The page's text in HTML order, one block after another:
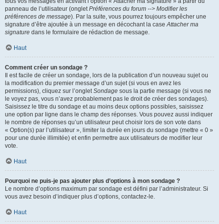
panneau de l’utilisateur (ongletPréférences du forum --> Modifier les
préférences de message). Par la suite, vous pourrez toujours empêcher une
signature d’être ajoutée à un message en décochant la caseAttacher ma
signature dans le formulaire de rédaction de message.
Haut
Comment créer un sondage ?
Il est facile de créer un sondage, lors de la publication d’un nouveau sujet ou
la modification du premier message d’un sujet (si vous en avez les
permissions), cliquez sur l’ongletSondage sous la partie message (si vous ne
le voyez pas, vous n’avez probablement pas le droit de créer des sondages).
Saisissez le titre du sondage et au moins deux options possibles, saisissez
une option par ligne dans le champ des réponses. Vous pouvez aussi indiquer
le nombre de réponses qu’un utilisateur peut choisir lors de son vote dans
« Option(s) par l’utilisateur », limiter la durée en jours du sondage (mettre « 0 »
pour une durée illimitée) et enfin permettre aux utilisateurs de modifier leur
vote.
Haut
Pourquoi ne puis-je pas ajouter plus d’options à mon sondage ?
Le nombre d’options maximum par sondage est défini par l’administrateur. Si
vous avez besoin d’indiquer plus d’options, contactez-le.
Haut